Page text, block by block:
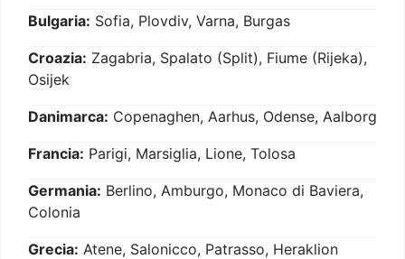
Bulgaria: Sofia, Plovdiv, Varna, Burgas
Croazia: Zagabria, Spalato (Split), Fiume (Rijeka),
Osijek
Danimarca: Copenaghen, Aarhus, Odense, Aalborg
Francia: Parigi, Marsiglia, Lione, Tolosa
Germania: Berlino, Amburgo, Monaco di Baviera,
Colonia
Grecia: Atene, Salonicco, Patrasso, Heraklion